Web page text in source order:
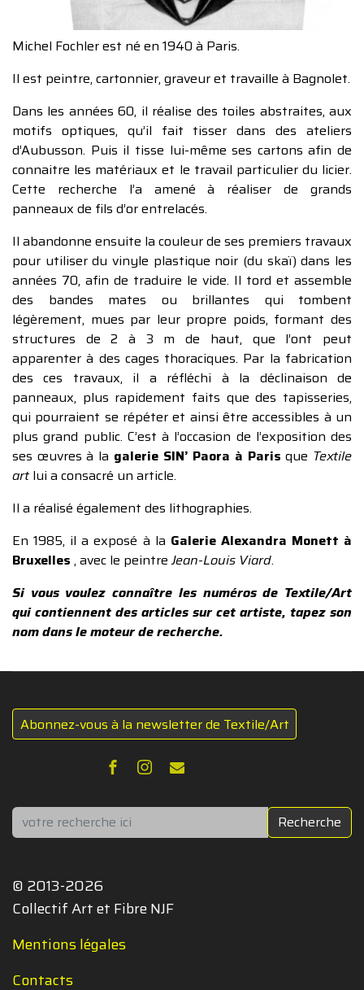
Michel Fochler est né en 1940 à Paris.
Il est peintre, cartonnier, graveur et travaille à Bagnolet.
Dans les années 60, il réalise des toiles abstraites, aux
motifs optiques, qu’il fait tisser dans des ateliers
d’Aubusson. Puis il tisse lui-même ses cartons afin de
connaitre les matériaux et le travail particulier du licier.
Cette recherche l’a amené à réaliser de grands
panneaux de fils d’or entrelacés.
Il abandonne ensuite la couleur de ses premiers travaux
pour utiliser du vinyle plastique noir (du skaï) dans les
années 70, afin de traduire le vide. Il tord et assemble
des bandes mates ou brillantes qui tombent
légèrement, mues par leur propre poids, formant des
structures de 2 à 3 m de haut, que l’ont peut
apparenter à des cages thoraciques. Par la fabrication
des ces travaux, il a réfléchi à la déclinaison de
panneaux, plus rapidement faits que des tapisseries,
qui pourraient se répéter et ainsi être accessibles à un
plus grand public. C’est à l’occasion de l’exposition des
ses œuvres à la galerie SIN’ Paora à Paris que Textile
art lui a consacré un article.
Il a réalisé également des lithographies.
En 1985, il a exposé à la Galerie Alexandra Monett à
Bruxelles , avec le peintreJean-Louis Viard.
Si vous voulez connaître les numéros de Textile/Art
qui contiennent des articles sur cet artiste, tapez son
nom dans le moteur de recherche.
Abonnez-vous à la newsletter de Textile/Art
Rechercher Recherche
© 2013-2026
Collectif Art et Fibre NJF
Mentions légales
Contacts